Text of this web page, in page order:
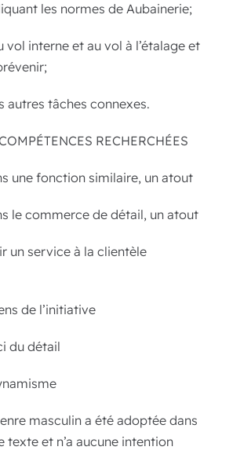
les normes de Aubainerie;
vol interne et au vol à l’étalage et
autres tâches connexes.
RECHERCHÉES
une fonction similaire, un atout
le commerce de détail, un atout
un service à la clientèle
de l’initiative
du détail
masculin a été adoptée dans
texte et n’a aucune intention